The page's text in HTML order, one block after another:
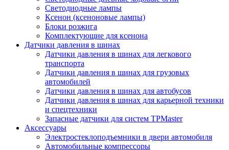
Светодиодные лампы
Ксенон (ксеноновые лампы)
Блоки розжига
Комплектующие для ксенона
Датчики давления в шинах
Датчики давления в шинах для легкового
транспорта
Датчики давления в шинах для грузовых
автомобилей
Датчики давления в шинах для автобусов
Датчики давления в шинах для карьерной техники
и спецтехники
Запасные датчики для систем TPMaster
Аксессуары
Электростеклоподъемники в двери автомобиля
Автомобильные компрессоры